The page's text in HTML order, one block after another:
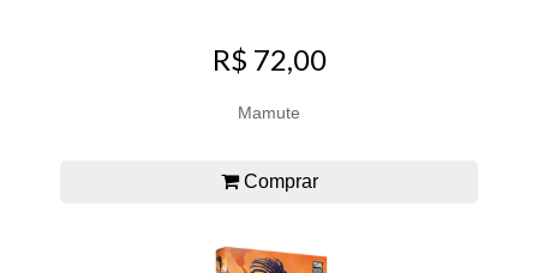
R$ 72,00
Mamute
Comprar